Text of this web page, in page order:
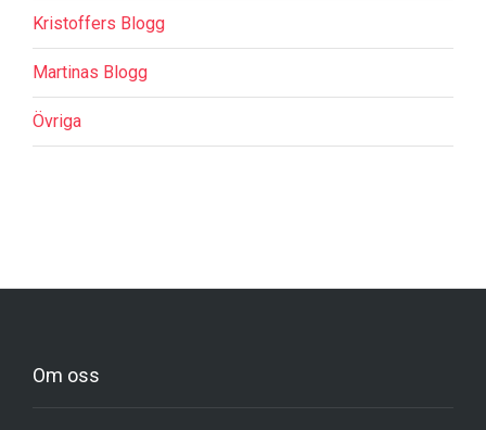
Kristoffers Blogg
Martinas Blogg
Övriga
Om oss